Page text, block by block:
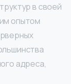
в своей
опытом
адреса,